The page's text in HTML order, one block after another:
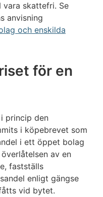
vara skattefri. Se
anvisning
och enskilda
för en
princip den
i köpebrevet som
i ett öppet bolag
av en
fastställs
enligt gängse
vid bytet.